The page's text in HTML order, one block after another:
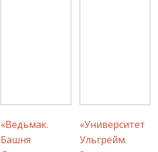
«Ведьмак.
Башня
«Университет
Ульгрейм.